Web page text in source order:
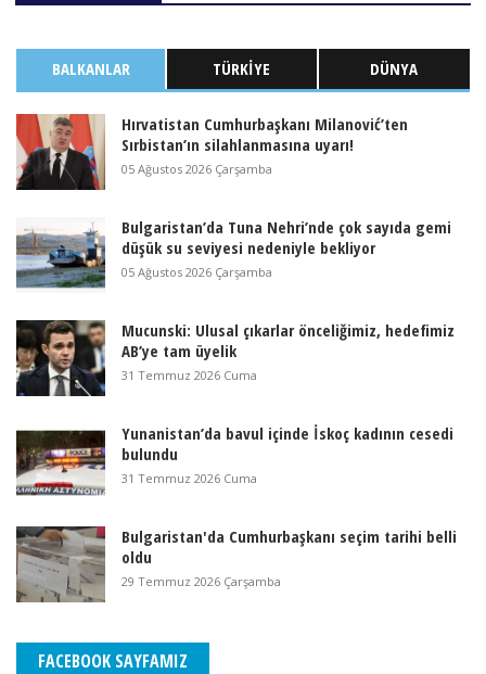
BALKANLAR TÜRKIYE DÜNYA
Hırvatistan Cumhurbaşkanı Milanović’ten
Sırbistan’ın silahlanmasına uyarı!
05 Ağustos 2026 Çarşamba
Bulgaristan’da Tuna Nehri’nde çok sayıda gemi
düşük su seviyesi nedeniyle bekliyor
05 Ağustos 2026 Çarşamba
Mucunski: Ulusal çıkarlar önceliğimiz, hedefimiz
AB’ye tam üyelik
31 Temmuz 2026 Cuma
Yunanistan’da bavul içinde İskoç kadının cesedi
bulundu
31 Temmuz 2026 Cuma
Bulgaristan'da Cumhurbaşkanı seçim tarihi belli
oldu
29 Temmuz 2026 Çarşamba
FACEBOOK SAYFAMIZ